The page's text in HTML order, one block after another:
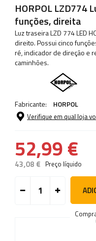
HORPOL LZD774
funções, direita
Luz traseira LZD 774 LED
direito. Possui cinco
ré, indicador de direção e
caminhões.
Fabricante: HORPOL
Verifique em qual loja
52,99 €
43,08 € Preço líquido